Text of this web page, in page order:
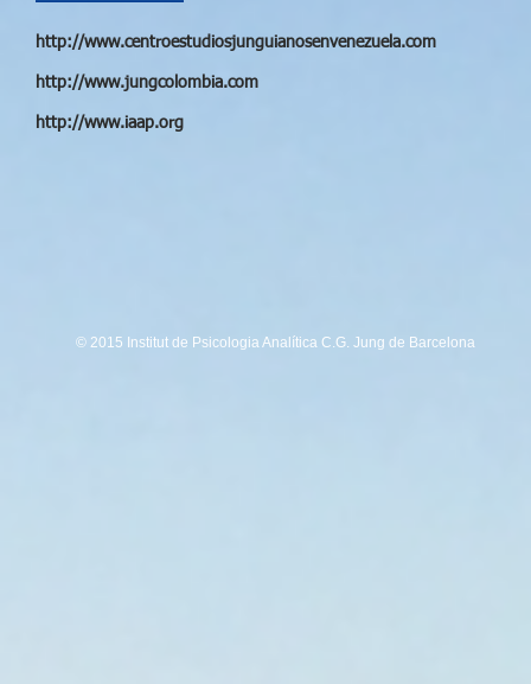
http://www.centroestudiosjunguianosenvenezuela.com
http://www.jungcolombia.com
http://www.iaap.org
© 2015 Institut de Psicologia Analítica C.G. Jung de Barcelona